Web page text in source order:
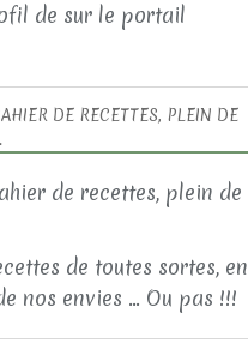
DE RECETTES, PLEIN DE
de toutes sortes, en
nos envies ... Ou pas !!!
de sur le portail